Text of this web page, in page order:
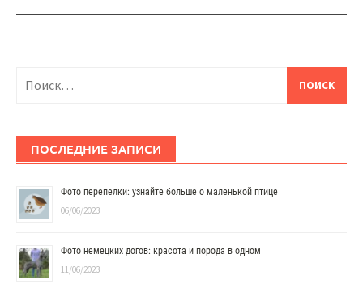
ПОСЛЕДНИЕ ЗАПИСИ
Фото перепелки: узнайте больше о маленькой птице
06/06/2023
Фото немецких догов: красота и порода в одном
11/06/2023